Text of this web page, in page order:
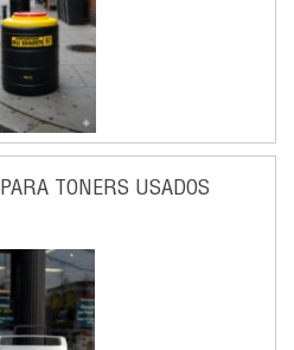
TONERS USADOS